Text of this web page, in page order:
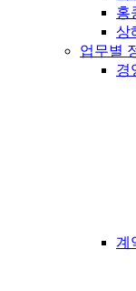
홍
상
업무별
경
계